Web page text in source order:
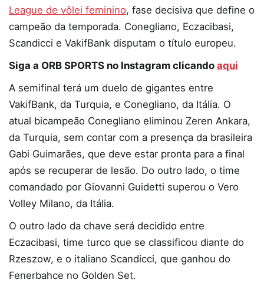
League de vôlei feminino, fase decisiva que define o
campeão da temporada. Conegliano, Eczacibasi,
Scandicci e VakifBank disputam o título europeu.
Siga a ORB SPORTS no Instagram clicando aqui
A semifinal terá um duelo de gigantes entre
VakifBank, da Turquia, e Conegliano, da Itália. O
atual bicampeão Conegliano eliminou Zeren Ankara,
da Turquia, sem contar com a presença da brasileira
Gabi Guimarães, que deve estar pronta para a final
após se recuperar de lesão. Do outro lado, o time
comandado por Giovanni Guidetti superou o Vero
Volley Milano, da Itália.
O outro lado da chave será decidido entre
Eczacibasi, time turco que se classificou diante do
Rzeszow, e o italiano Scandicci, que ganhou do
Fenerbahce no Golden Set.